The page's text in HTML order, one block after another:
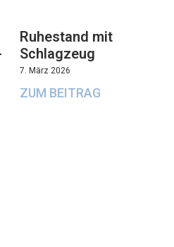
Ruhestand mit
Schlagzeug
7. März 2026
ZUM BEITRAG